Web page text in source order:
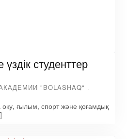
студенттер
"BOLASHAQ"
ғылым, спорт және қоғамдық